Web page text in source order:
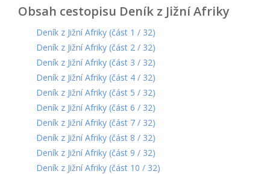
Obsah cestopisu Deník z Jižní Afriky
Deník z Jižní Afriky (část 1 / 32)
Deník z Jižní Afriky (část 2 / 32)
Deník z Jižní Afriky (část 3 / 32)
Deník z Jižní Afriky (část 4 / 32)
Deník z Jižní Afriky (část 5 / 32)
Deník z Jižní Afriky (část 6 / 32)
Deník z Jižní Afriky (část 7 / 32)
Deník z Jižní Afriky (část 8 / 32)
Deník z Jižní Afriky (část 9 / 32)
Deník z Jižní Afriky (část 10 / 32)